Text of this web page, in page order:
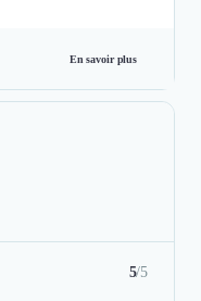
En savoir plus
5/5